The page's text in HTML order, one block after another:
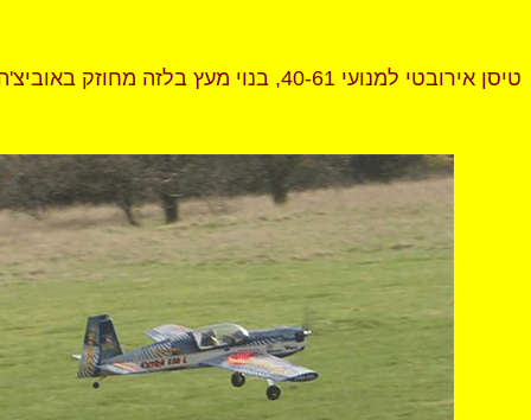
טיסן אירובטי למנועי 40-61, בנוי מעץ בלזה מחוזק באוביצ'ה כולל כל האביזרים